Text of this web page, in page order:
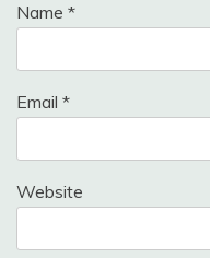
Name *
Email *
Website